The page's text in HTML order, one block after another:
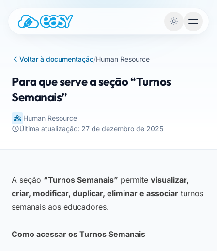
Voltar à documentação/Human Resource
Para que serve a seção “Turnos
Semanais”
Human Resource
Última atualização: 27 de dezembro de 2025
A seção “Turnos Semanais” permite visualizar,
criar, modificar, duplicar, eliminar e associar turnos
semanais aos educadores.
Como acessar os Turnos Semanais